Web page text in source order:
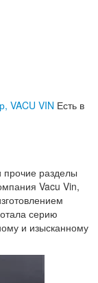
VACU VIN Есть в
прочие разделы
Vacu Vin,
серию
и изысканному